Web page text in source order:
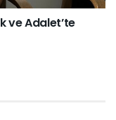
ve Adalet’te